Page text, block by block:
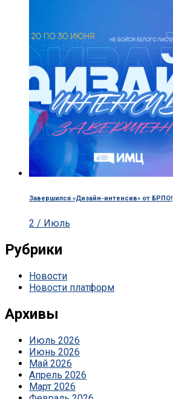
Завершился «Дизайн-интенсив» от БРПО!
2 / Июль
Рубрики
Новости
Новости платформ
Архивы
Июль 2026
Июнь 2026
Май 2026
Апрель 2026
Март 2026